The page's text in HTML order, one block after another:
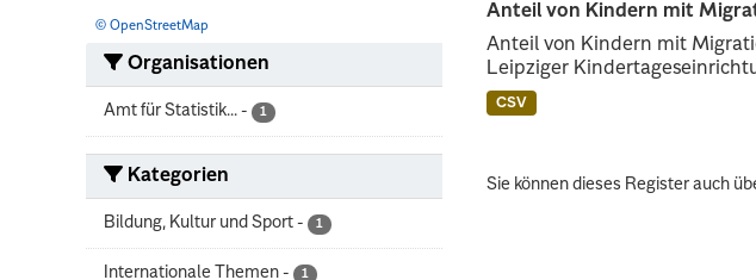
© OpenStreetMap
Organisationen
Amt für Statistik... - 1
Kategorien
Bildung, Kultur und Sport - 1
Internationale Themen - 1
Anteil von Kindern mit
Anteil von Kindern mit
Leipziger
CSV
Sie können dieses Register auch